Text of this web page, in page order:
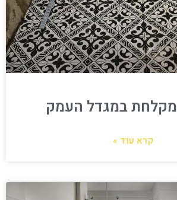
במגדל העמק
קרא עוד »